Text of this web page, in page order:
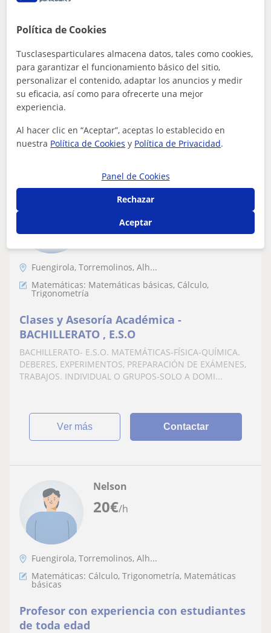
Hola! Soy Ingeniera y una apasionada de la enseñanza y
la evolución del alumno. Llevo ya 10 años dando clases
particulares a niñ@s de todas...
ver más Contactar
/h
Nelson
Fuengirola, Torremolinos, Alh...
Matemáticas: Matemáticas básicas, Cálculo,
Trigonometría
Clases y Asesoría Académica -
BACHILLERATO , E.S.O
BACHILLERATO- E.S.O. MATEMÁTICAS-FÍSICA-QUÍMICA.
DEBERES, EXPERIMENTOS, PREPARACIÓN DE EXÁMENES,
TRABAJOS. INDIVIDUAL O GRUPOS-SOLO A DOMI...
ver más Contactar
20€/h
Nelson
Fuengirola, Torremolinos, Alh...
Matemáticas: Cálculo, Trigonometría, Matemáticas
básicas
Profesor con experiencia con estudiantes
de toda edad
Política de Cookies
Tusclasesparticulares almacena datos, tales como cookies,
para garantizar el funcionamiento básico del sitio,
personalizar el contenido, adaptar los anuncios y medir
su eficacia, así como para ofrecerte una mejor
experiencia.
Al hacer clic en “Aceptar”, aceptas lo establecido en
nuestra Política de Cookies y Política de Privacidad.
Panel de Cookies
Rechazar
Aceptar